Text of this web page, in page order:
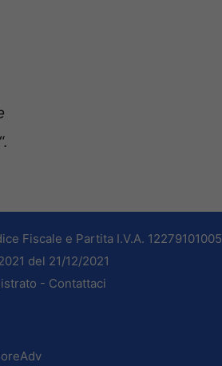
“.
Fiscale e Partita I.V.A. 12279101005
del 21/12/2021
- Contattaci